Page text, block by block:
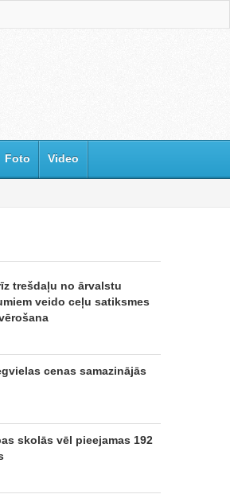
Foto Video
trešdaļu no ārvalstu
veido ceļu satiksmes
cenas samazinājās
skolās vēl pieejamas 192